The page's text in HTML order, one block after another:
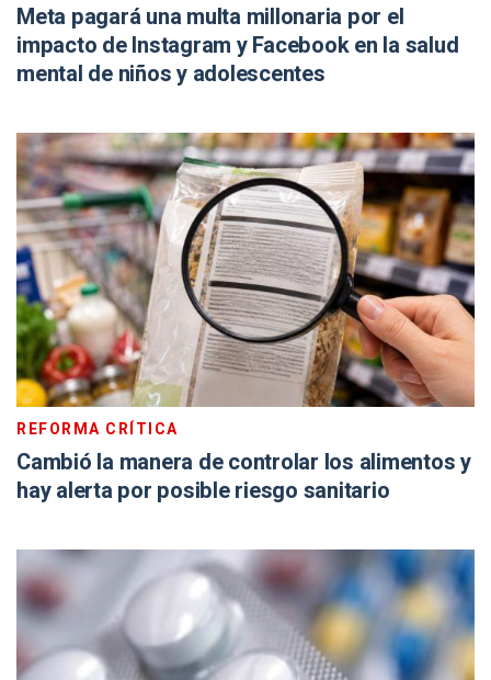
Meta pagará una multa millonaria por el
impacto de Instagram y Facebook en la salud
mental de niños y adolescentes
REFORMA CRÍTICA
Cambió la manera de controlar los alimentos y
hay alerta por posible riesgo sanitario